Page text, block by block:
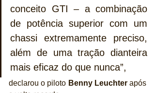
conceito GTI – a combinação
de potência superior com um
chassi extremamente preciso,
além de uma tração dianteira
mais eficaz do que nunca”,
declarou o piloto Benny Leuchter após